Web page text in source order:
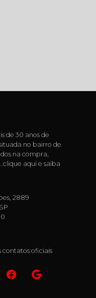
de 30 anos de
no bairro de
na compra,
clique aqui e saiba
2889
contatos oficiais